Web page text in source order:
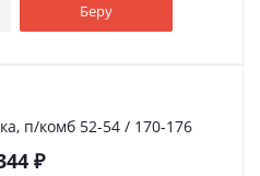
Беру
п/комб 52-54 / 170-176
₽